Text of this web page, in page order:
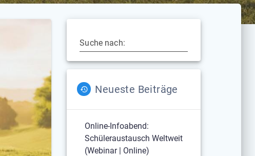
Suche nach:
Neueste Beiträge
Online-Infoabend:
Schüleraustausch Weltweit
(Webinar | Online)